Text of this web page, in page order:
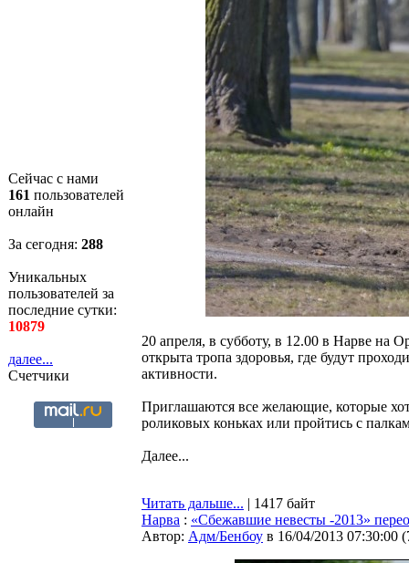
Сейчас с нами
161 пользователей
онлайн
За сегодня: 288
Уникальных
пользователей за
последние сутки:
10879
далее...
Счетчики
20 апреля, в субботу, в 12.00 в Нарве на
открыта тропа здоровья, где будут
активности.
Приглашаются все желающие, которые
роликовых коньках или пройтись с
Далее...
Читать дальше... | 1417 байт
Нарва : «Сбежавшие невесты -2013»
Автор: Адм/Бенбоу в 16/04/2013 07:30:00 (